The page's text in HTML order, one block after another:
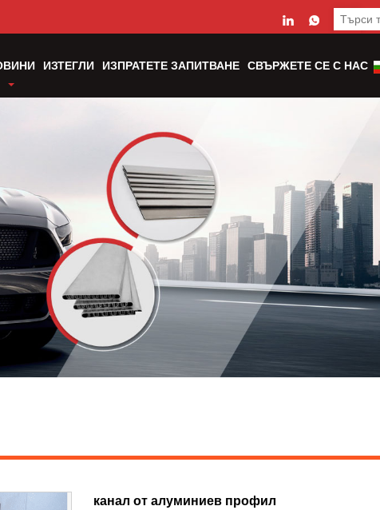
ИЗТЕГЛИ ИЗПРАТЕТЕ ЗАПИТВАНЕ СВЪРЖЕТЕ СЕ С НАС
канал от алуминиев профил